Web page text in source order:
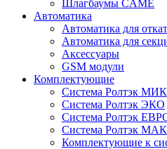
Шлагбаумы CAME
Автоматика
Автоматика для
Автоматика для
Аксессуары
GSM модули
Комплектующие
Система Ролтэк
Система Ролтэк ЭКО
Система Ролтэк
Система Ролтэк
Комплектующие к